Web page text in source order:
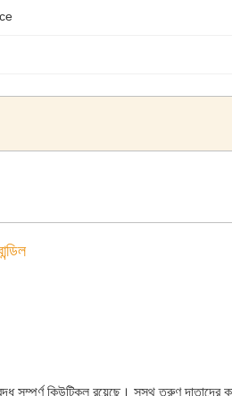
সম্পূর্ণ কিউটিকল রয়েছে। সুস্থ তরুণ দাতাদের